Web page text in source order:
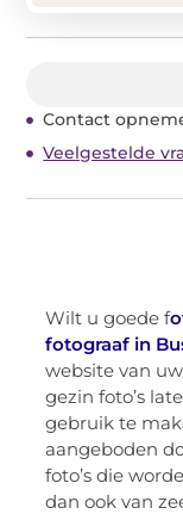
Contact
Veelgestelde
Wilt u goede f
fotograaf in
website van
gezin foto’s
gebruik te
aangeboden
foto’s die
dan ook van